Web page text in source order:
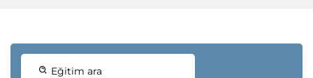
Eğitim ara